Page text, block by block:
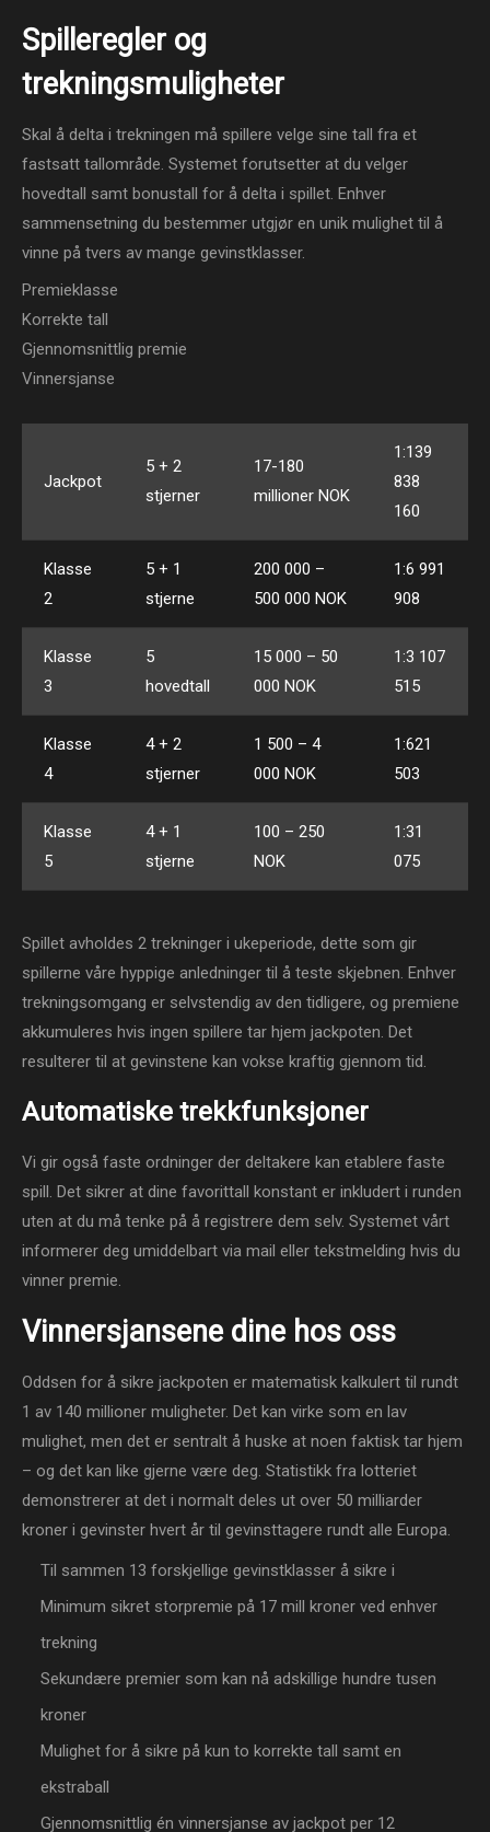
Spilleregler og
trekningsmuligheter
Skal å delta i trekningen må spillere velge sine tall fra et
fastsatt tallområde. Systemet forutsetter at du velger
hovedtall samt bonustall for å delta i spillet. Enhver
sammensetning du bestemmer utgjør en unik mulighet til å
vinne på tvers av mange gevinstklasser.
Premieklasse
Korrekte tall
Gjennomsnittlig premie
Vinnersjanse
Jackpot
5 + 2
stjerner
17-180
millioner NOK
1:139
838
160
Klasse
2
5 + 1
stjerne
200 000 –
500 000 NOK
1:6 991
908
Klasse
3
5
hovedtall
15 000 – 50
000 NOK
1:3 107
515
Klasse
4
4 + 2
stjerner
1 500 – 4
000 NOK
1:621
503
Klasse
5
4 + 1
stjerne
100 – 250
NOK
1:31
075
Spillet avholdes 2 trekninger i ukeperiode, dette som gir
spillerne våre hyppige anledninger til å teste skjebnen. Enhver
trekningsomgang er selvstendig av den tidligere, og premiene
akkumuleres hvis ingen spillere tar hjem jackpoten. Det
resulterer til at gevinstene kan vokse kraftig gjennom tid.
Automatiske trekkfunksjoner
Vi gir også faste ordninger der deltakere kan etablere faste
spill. Det sikrer at dine favorittall konstant er inkludert i runden
uten at du må tenke på å registrere dem selv. Systemet vårt
informerer deg umiddelbart via mail eller tekstmelding hvis du
vinner premie.
Vinnersjansene dine hos oss
Oddsen for å sikre jackpoten er matematisk kalkulert til rundt
1 av 140 millioner muligheter. Det kan virke som en lav
mulighet, men det er sentralt å huske at noen faktisk tar hjem
– og det kan like gjerne være deg. Statistikk fra lotteriet
demonstrerer at det i normalt deles ut over 50 milliarder
kroner i gevinster hvert år til gevinsttagere rundt alle Europa.
Til sammen 13 forskjellige gevinstklasser å sikre i
Minimum sikret storpremie på 17 mill kroner ved enhver
trekning
Sekundære premier som kan nå adskillige hundre tusen
kroner
Mulighet for å sikre på kun to korrekte tall samt en
ekstraball
Gjennomsnittlig én vinnersjanse av jackpot per 12